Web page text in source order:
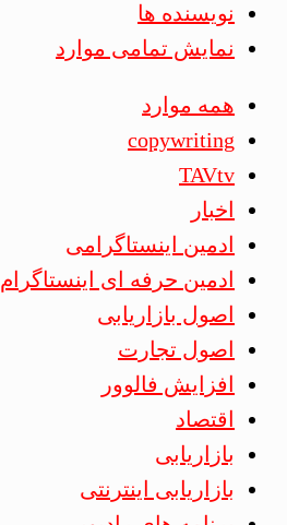
نویسنده ها
نمایش تمامی موارد
همه موارد
copywriting
TAVtv
اخبار
ادمین اینستاگرامی
ادمین حرفه ای اینستاگرام
اصول بازاریابی
اصول تجارت
افزایش فالوور
اقتصاد
بازاریابی
بازاریابی اینترنتی